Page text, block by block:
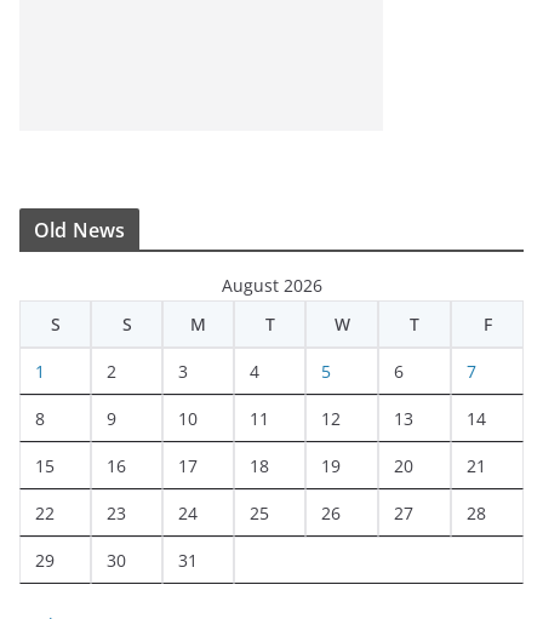
Old News
August 2026
S
S M T W T F
1 2 3 4 5 6 7
8 9 10 11 12 13 14
15 16 17 18 19 20 21
22 23 24 25 26 27 28
29 30 31